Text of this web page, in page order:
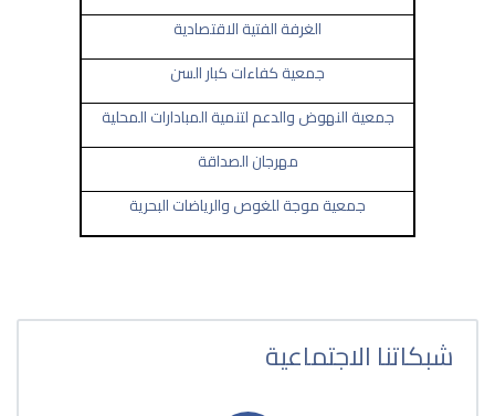
الغرفة الفتية الاقتصادية
جمعية كفاءات كبار السن
جمعية النهوض والدعم لتنمية المبادارات المحلية
مهرجان الصداقة
جمعية موجة للغوص والرياضات البحرية
شبكاتنا الاجتماعية